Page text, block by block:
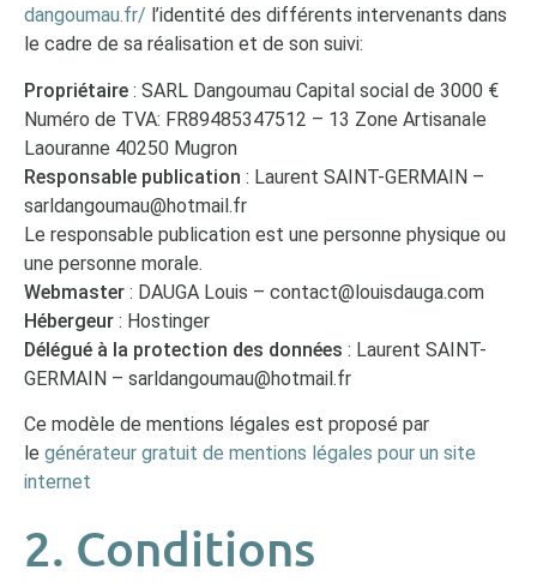
dangoumau.fr/ l’identité des différents intervenants dans
le cadre de sa réalisation et de son suivi:
Propriétaire : SARL Dangoumau Capital social de 3000 €
Numéro de TVA: FR89485347512 – 13 Zone Artisanale
Laouranne 40250 Mugron
Responsable publication : Laurent SAINT-GERMAIN –
sarldangoumau@hotmail.fr
Le responsable publication est une personne physique ou
une personne morale.
Webmaster : DAUGA Louis – contact@louisdauga.com
Hébergeur : Hostinger
Délégué à la protection des données : Laurent SAINT-
GERMAIN – sarldangoumau@hotmail.fr
Ce modèle de mentions légales est proposé par
le générateur gratuit de mentions légales pour un site
internet
2. Conditions